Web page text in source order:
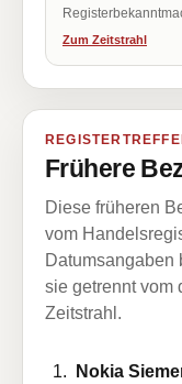
Zum Zeitstrahl
Frühere
Diese früheren
vom
Datumsangaben
sie getrennt vom
Zeitstrahl.
Nokia